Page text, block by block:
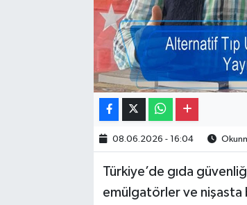
08.06.2026 - 16:04
Türkiye’de gıda
emülgatörler ve nişasta